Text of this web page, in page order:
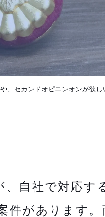
、セカンドオピニンオンが欲
自社で対応す
件があります。